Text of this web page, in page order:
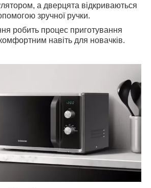
а дверцята відкриваються
зручної ручки.
робить процес приготування
комфортним навіть для новачків.